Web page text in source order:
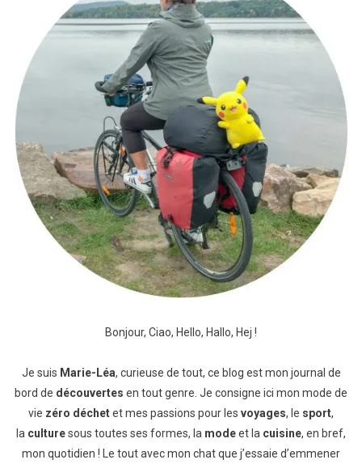
Bonjour, Ciao, Hello, Hallo, Hej !
Je suis Marie-Léa, curieuse de tout, ce blog est mon journal de
bord de découvertes en tout genre. Je consigne ici mon mode de
vie zéro déchetet mes passions pour les voyages, le sport,
la culturesous toutes ses formes, la modeet la cuisine, en bref,
mon quotidien ! Le tout avec mon chat que j’essaie d’emmener